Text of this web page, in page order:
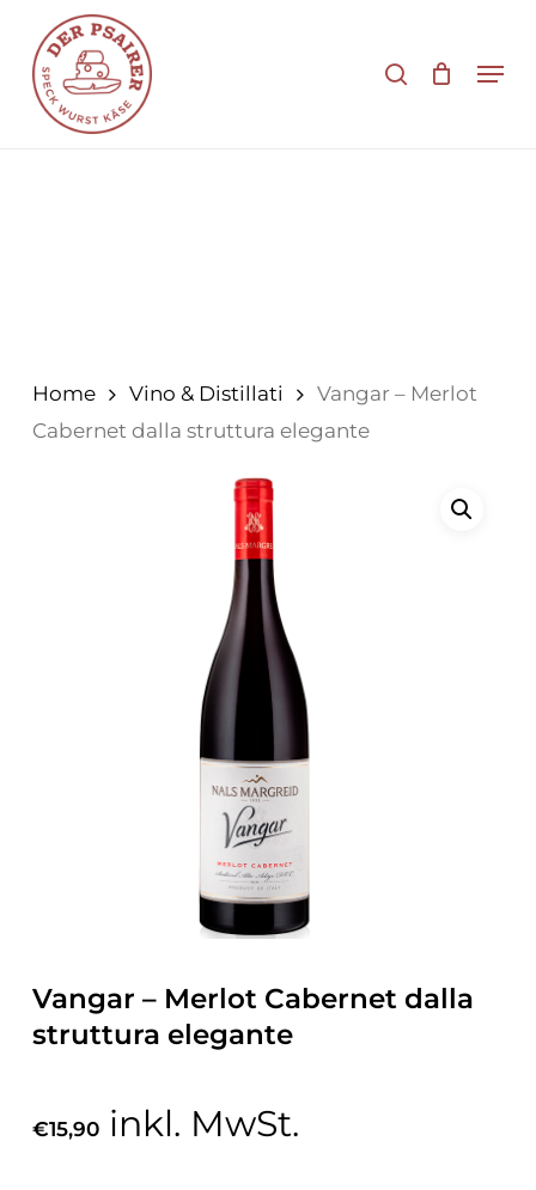
contenuto
principale
Home Vino & Distillati
Vangar – Merlot
Cabernet dalla struttura elegante
Vangar – Merlot Cabernet dalla
struttura elegante
€15,90 inkl. MwSt.